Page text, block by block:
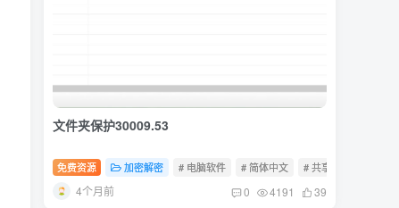
文件夹保护30009.53
免费资源 加密解密 # 电脑软件 # 简体中文 # 共享软件
4个月前 0 4191 39